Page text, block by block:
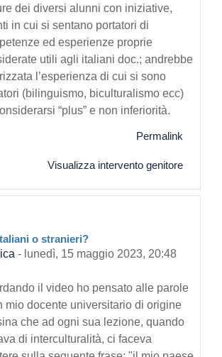
dei diversi alunni con iniziative,
in cui si sentano portatori di
ed esperienze proprie
utili agli italiani doc.; andrebbe
l’esperienza di cui si sono
(bilinguismo, biculturalismo ecc)
“plus” e non inferiorità.
Permalink
Visualizza intervento genitore
intervento
o stranieri?
- lunedì, 15 maggio 2023, 20:48
il video ho pensato alle parole
mio docente universitario di origine
che ad ogni sua lezione, quando
di interculturalità, ci faceva